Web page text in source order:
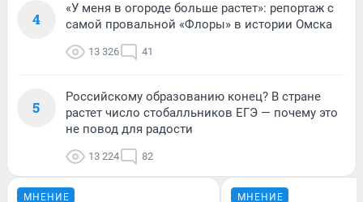
4
«У меня в огороде больше растет»: репортаж с
самой провальной «Флоры» в истории Омска
13 326 41
5
Российскому образованию конец? В стране
растет число стобалльников ЕГЭ — почему это
не повод для радости
13 224 82
МНЕНИЕ МНЕНИЕ